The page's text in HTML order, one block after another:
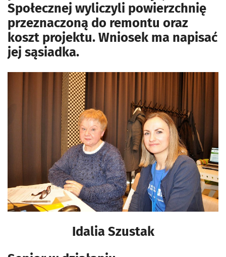
Społecznej wyliczyli powierzchnię
przeznaczoną do remontu oraz
koszt projektu. Wniosek ma napisać
jej sąsiadka.
Idalia Szustak